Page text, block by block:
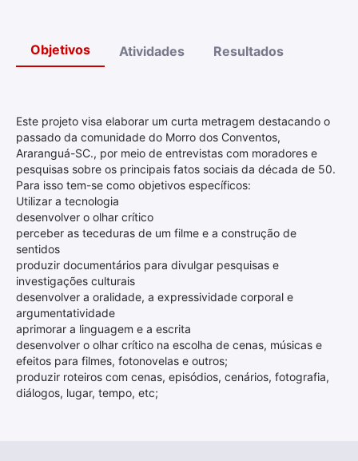
Objetivos Atividades Resultados
Este projeto visa elaborar um curta metragem destacando o
passado da comunidade do Morro dos Conventos,
Araranguá-SC., por meio de entrevistas com moradores e
pesquisas sobre os principais fatos sociais da década de 50.
Para isso tem-se como objetivos específicos:
Utilizar a tecnologia
desenvolver o olhar crítico
perceber as teceduras de um filme e a construção de
sentidos
produzir documentários para divulgar pesquisas e
investigações culturais
desenvolver a oralidade, a expressividade corporal e
argumentatividade
aprimorar a linguagem e a escrita
desenvolver o olhar crítico na escolha de cenas, músicas e
efeitos para filmes, fotonovelas e outros;
produzir roteiros com cenas, episódios, cenários, fotografia,
diálogos, lugar, tempo, etc;